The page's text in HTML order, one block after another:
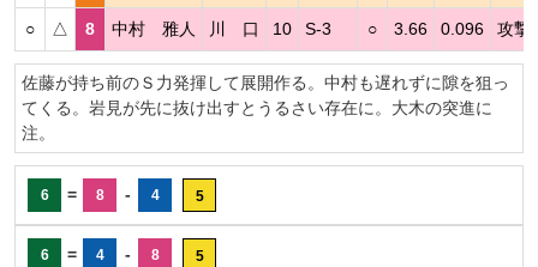
○ △ 8 中村 雅人 川 口 10 S-3 ○ 3.66 0.096 攻撃
佐藤が持ち前のＳ力発揮して展開作る。中村も遅れずに隙を狙っ
てくる。岩見が先に抜け出すとうるさい存在に。大木の突進に
注。
6 = 8 - 4 5
6 = 4 - 8 5